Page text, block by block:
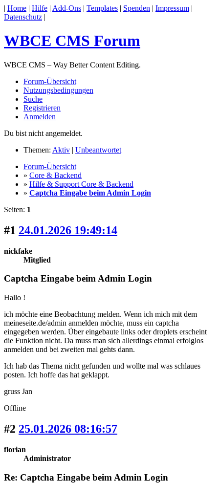
| Home | Hilfe | Add-Ons | Templates | Spenden | Impressum |
Datenschutz |
WBCE CMS Forum
WBCE CMS – Way Better Content Editing.
Forum-Übersicht
Nutzungsbedingungen
Suche
Registrieren
Anmelden
Du bist nicht angemeldet.
Themen: Aktiv | Unbeantwortet
Forum-Übersicht
» Core & Backend
» Hilfe & Support Core & Backend
» Captcha Eingabe beim Admin Login
Seiten: 1
#1 24.01.2026 19:49:14
nickfake
Mitglied
Captcha Eingabe beim Admin Login
Hallo !
ich möchte eine Beobachtung melden. Wenn ich mich mit dem
meineseite.de/admin anmelden möchte, muss ein captcha
eingegeben werden. Über eingebaute links oder droplets erscheint
die Funktion nicht. Da muss man sich allerdings einmal erfolglos
anmelden und bei zweiten mal gehts dann.
Ich hab das Thema nicht gefunden und wollte mal was schlaues
posten. Ich hoffe das hat geklappt.
gruss Jan
Offline
#2 25.01.2026 08:16:57
florian
Administrator
Re: Captcha Eingabe beim Admin Login